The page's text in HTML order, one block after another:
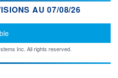
AU 07/08/26
Inc. All rights reserved.